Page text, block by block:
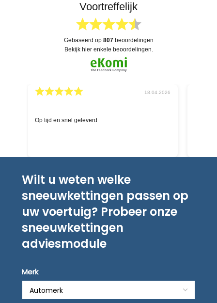
Voortreffelijk
gebaseerd op 807beoordelingen
bekijk hier enkele beoordelingen.
04.04.2026
schnelle Hilfe aufgrund Versandstatus durch die
Wilt u weten welke
sneeuwkettingen passen op
uw voertuig? Probeer onze
sneeuwkettingen
adviesmodule
Merk